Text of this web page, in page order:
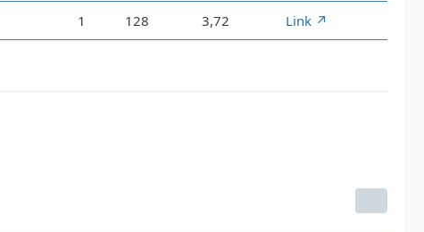
1 128 3,72 Link